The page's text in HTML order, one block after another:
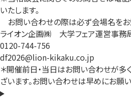
いたします。
お問い合わせの際は必ず会場名をお
ライオン企画㈱ 大学フェア運営事務
0120-744-756
df2026@lion-kikaku.co.jp
＊開催前日・当日はお問い合わせが多
ざいます。お問い合わせは早めにお願い